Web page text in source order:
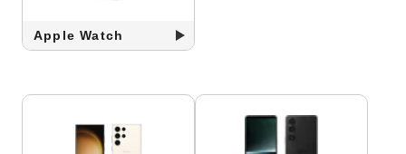
Apple Watch